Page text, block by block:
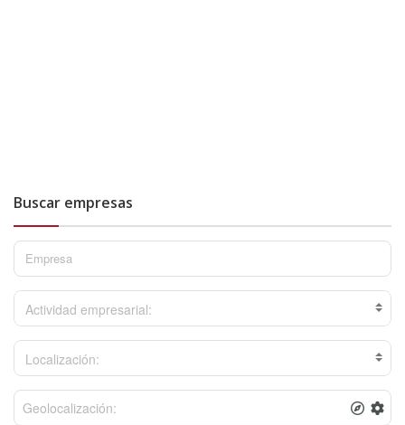
Buscar empresas
Actividad empresarial:
Localización: